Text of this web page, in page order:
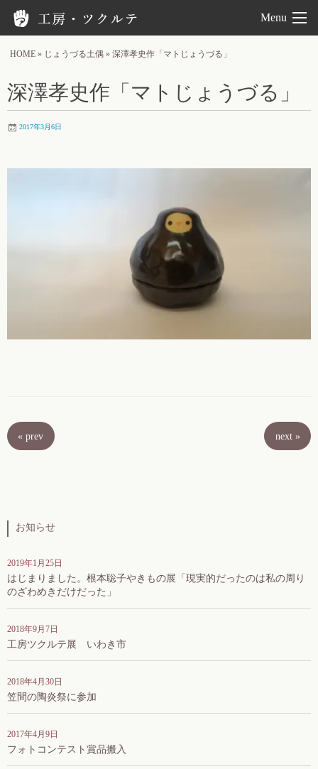
Menu
HOME » じょうづる土偶 » 深澤孝史作「マトじょうづる」
深澤孝史作「マトじょうづる」
2017年3月6日
« prev next »
お知らせ
2019年1月25日
はじまりました。根本聡子やきもの展「現実的だったのは私の周り
のざわめきだけだった」
2018年9月7日
工房ツクルテ展 いわき市
2018年4月30日
笠間の陶炎祭に参加
2017年4月9日
フォトコンテスト賞品搬入